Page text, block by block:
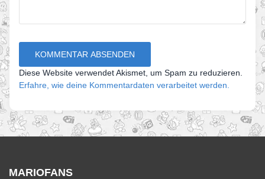
Diese Website verwendet Akismet, um Spam zu reduzieren.
Erfahre, wie deine Kommentardaten verarbeitet werden.
MARIOFANS